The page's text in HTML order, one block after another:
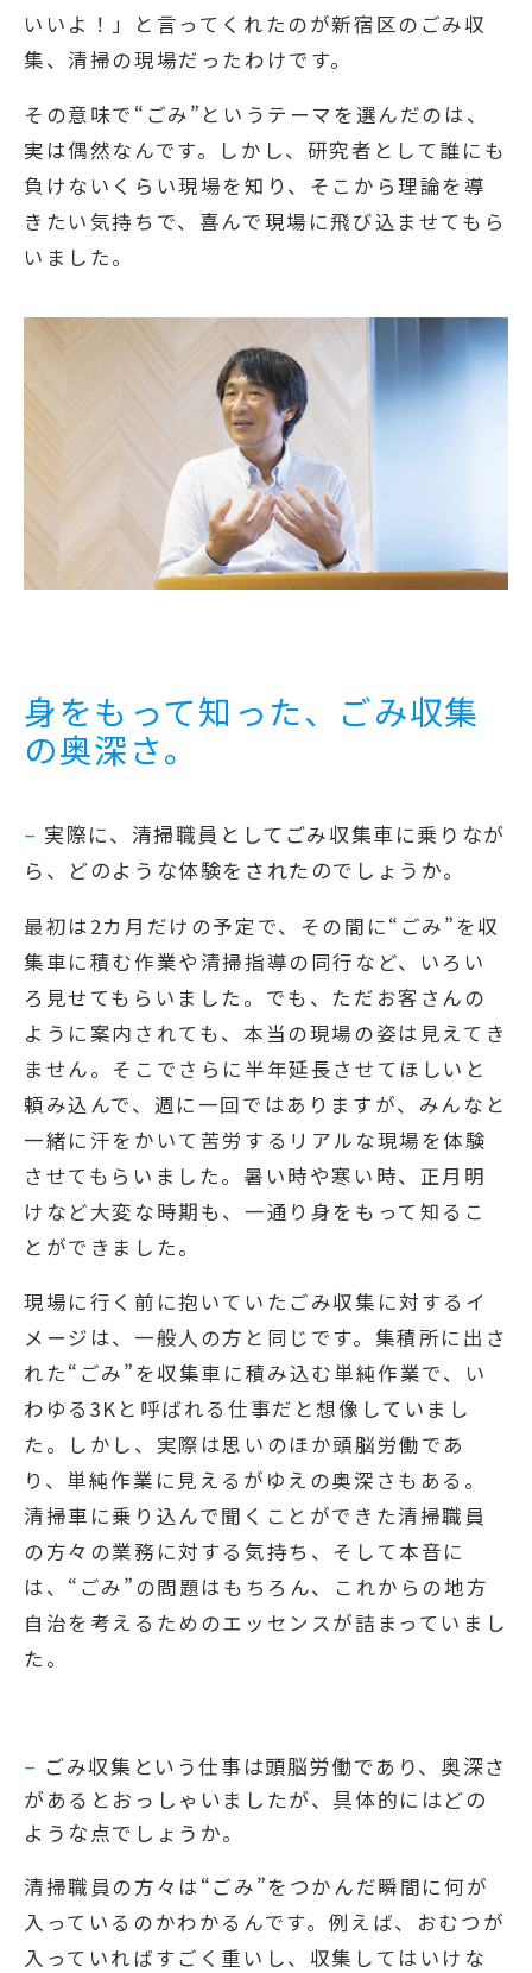
いいよ！」と言ってくれたのが新宿区のごみ収
集、清掃の現場だったわけです。
その意味で“ごみ”というテーマを選んだのは、
実は偶然なんです。しかし、研究者として誰にも
負けないくらい現場を知り、そこから理論を導
きたい気持ちで、喜んで現場に飛び込ませてもら
いました。
身をもって知った、ごみ収集
の奥深さ。
– 実際に、清掃職員としてごみ収集車に乗りなが
ら、どのような体験をされたのでしょうか。
最初は2カ月だけの予定で、その間に“ごみ”を収
集車に積む作業や清掃指導の同行など、いろい
ろ見せてもらいました。でも、ただお客さんの
ように案内されても、本当の現場の姿は見えてき
ません。そこでさらに半年延長させてほしいと
頼み込んで、週に一回ではありますが、みんなと
一緒に汗をかいて苦労するリアルな現場を体験
させてもらいました。暑い時や寒い時、正月明
けなど大変な時期も、一通り身をもって知るこ
とができました。
現場に行く前に抱いていたごみ収集に対するイ
メージは、一般人の方と同じです。集積所に出さ
れた“ごみ”を収集車に積み込む単純作業で、い
わゆる3Kと呼ばれる仕事だと想像していまし
た。しかし、実際は思いのほか頭脳労働であ
り、単純作業に見えるがゆえの奥深さもある。
清掃車に乗り込んで聞くことができた清掃職員
の方々の業務に対する気持ち、そして本音に
は、“ごみ”の問題はもちろん、これからの地方
自治を考えるためのエッセンスが詰まっていまし
た。
– ごみ収集という仕事は頭脳労働であり、奥深さ
があるとおっしゃいましたが、具体的にはどの
ような点でしょうか。
清掃職員の方々は“ごみ”をつかんだ瞬間に何が
入っているのかわかるんです。例えば、おむつが
入っていればすごく重いし、収集してはいけな